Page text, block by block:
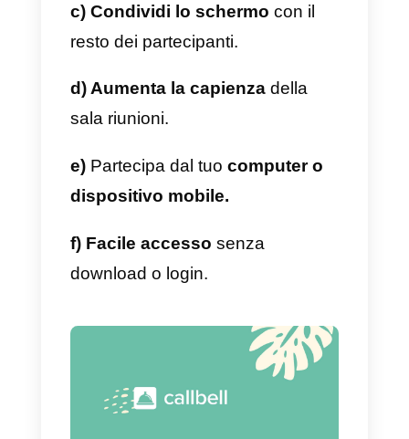
degli utenti è più verso il testo, da
qui la facilità di questo strumento.
Questa metodologia è applicabile
dimensione e settore che
reale con i propri clienti
Drift è sul mercato da poco
tempo, è operativo dal 2015, ma